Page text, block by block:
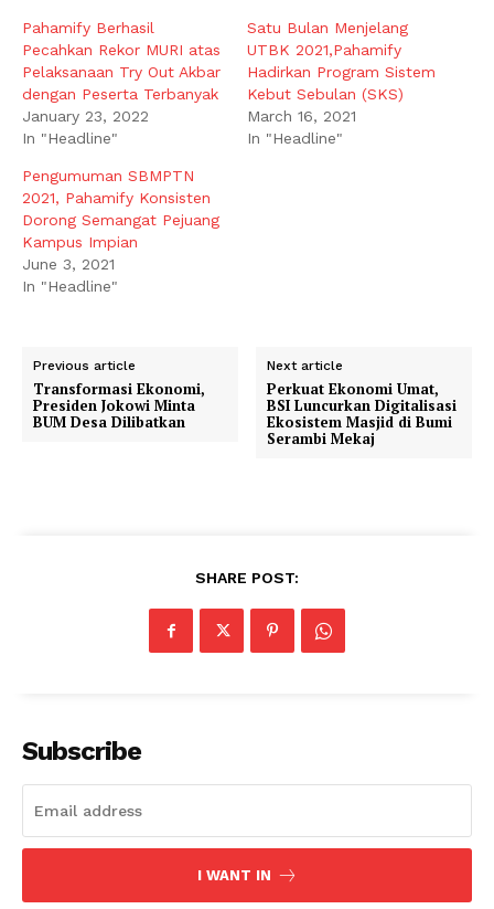
Pahamify Berhasil
Pecahkan Rekor MURI atas
Pelaksanaan Try Out Akbar
dengan Peserta Terbanyak
January 23, 2022
In "Headline"
Satu Bulan Menjelang
UTBK 2021,Pahamify
Hadirkan Program Sistem
Kebut Sebulan (SKS)
March 16, 2021
In "Headline"
Pengumuman SBMPTN
2021, Pahamify Konsisten
Dorong Semangat Pejuang
Kampus Impian
June 3, 2021
In "Headline"
Previous article
Transformasi Ekonomi,
Presiden Jokowi Minta
BUM Desa Dilibatkan
Next article
Perkuat Ekonomi Umat,
BSI Luncurkan Digitalisasi
Ekosistem Masjid di Bumi
Serambi Mekaj
SHARE POST:
Subscribe
I WANT IN